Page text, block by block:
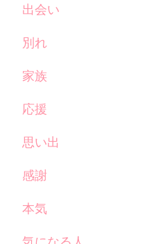
出会い
別れ
家族
応援
思い出
感謝
本気